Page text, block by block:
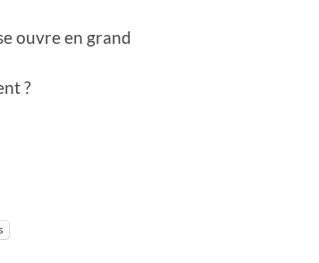
ouvre en grand
?